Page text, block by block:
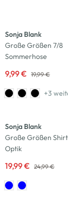
Sonja Blank
Große Größen 7/8
Sommerhose
9,99 € 19,99 €
+3
Sonja Blank
Große Größen
Optik
19,99 € 24,99 €